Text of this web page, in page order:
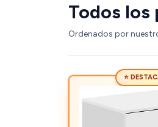
Todos
Ordenados por
⭐